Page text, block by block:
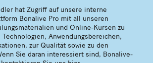
hat Zugriff auf unsere interne
Bonalive Pro mit all unseren
und Online-Kursen zu
Anwendungsbereichen,
zur Qualität sowie zu den
Sie daran interessiert sind, Bonalive-